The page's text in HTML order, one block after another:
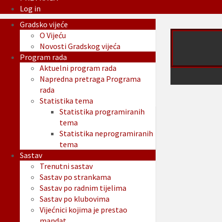
Log in
Gradsko vijeće
O Vijeću
Novosti Gradskog vijeća
Program rada
Aktuelni program rada
Napredna pretraga Programa
rada
Statistika tema
Statistika programiranih
tema
Statistika neprogramiranih
tema
Sastav
Trenutni sastav
Sastav po strankama
Sastav po radnim tijelima
Sastav po klubovima
Vijećnici kojima je prestao